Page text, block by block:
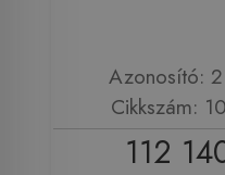
Azonosító:
Cikkszám:
112